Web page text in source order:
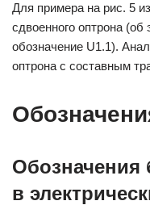
Для примера на рис. 5
сдвоенного оптрона (об
обозначение U1.1).
оптрона с составным
в